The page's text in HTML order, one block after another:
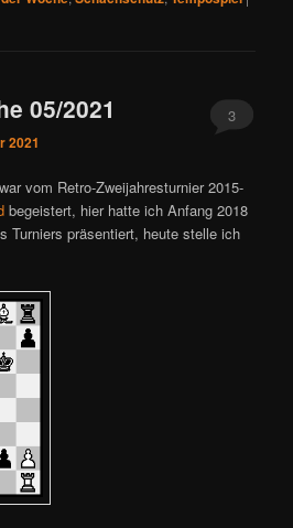
05/2021
2021
3
vom Retro-Zweijahresturnier 2015-
begeistert, hier hatte ich Anfang 2018
Turniers präsentiert, heute stelle ich